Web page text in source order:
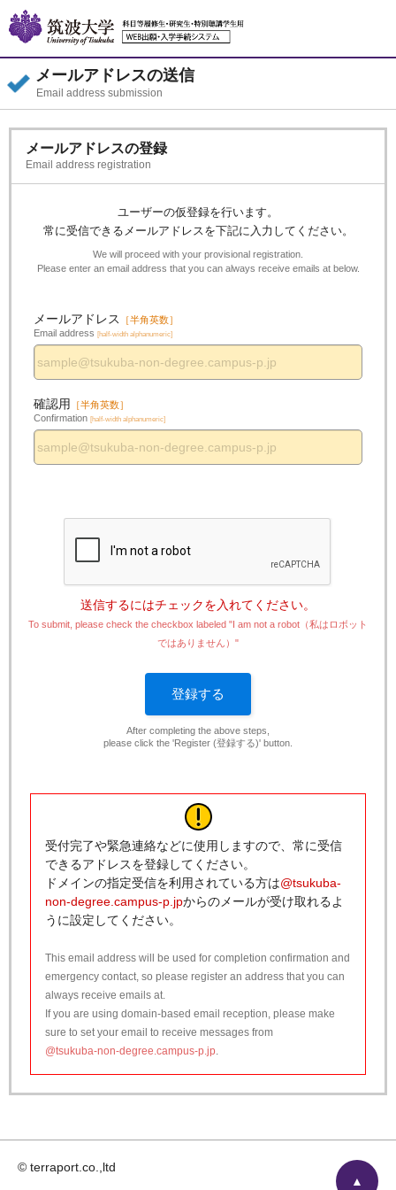
メールアドレスの送信
Email address submission
メールアドレスの登録
Email address registration
ユーザーの仮登録を行います。
常に受信できるメールアドレスを下記に入力してください。
We will proceed with your provisional registration.
Please enter an email address that you can always receive emails at below.
メールアドレス
［半角英数］
Email address[half-width alphanumeric]
確認用
［半角英数］
Confirmation[half-width alphanumeric]
送信するにはチェックを入れてください。
To submit, please check the checkbox labeled "I am not a robot（私はロボット
ではありません）"
登録する
After completing the above steps,
please click the 'Register (登録する)' button.
受付完了や緊急連絡などに使用しますので、常に受信
できるアドレスを登録してください。
ドメインの指定受信を利用されている方は@tsukuba-
non-degree.campus-p.jpからのメールが受け取れるよ
うに設定してください。
This email address will be used for completion confirmation and
emergency contact, so please register an address that you can
always receive emails at.
If you are using domain-based email reception, please make
sure to set your email to receive messages from
@tsukuba-non-degree.campus-p.jp.
© terraport.co.,ltd
▲